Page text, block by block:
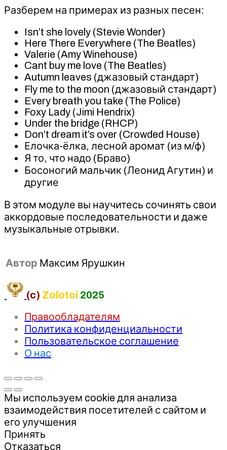
Разберем на примерах из разных песен:
Isn’t she lovely (Stevie Wonder)
Here There Everywhere (The Beatles)
Valerie (Amy Winehouse)
Cant buy me love (The Beatles)
Autumn leaves (джазовый стандарт)
Fly me to the moon (джазовый стандарт)
Every breath you take (The Police)
Foxy Lady (Jimi Hendrix)
Under the bridge (RHCP)
Don’t dream it’s over (Crowded House)
Елочка-ёлка, лесной аромат (из м/ф)
Я то, что надо (Браво)
Босоногий мальчик (Леонид Агутин) и
другие
В этом модуле вы научитесь сочинять свои
аккордовые последовательности и даже
музыкальные отрывки.
Автор Максим Ярушкин
(c) Zolotoi 2025
Правообладателям
Политика конфиденциальности
Пользовательское соглашение
О нас
Мы используем cookie для анализа
взаимодействия посетителей с сайтом и
его улучшения
Принять
Отказаться